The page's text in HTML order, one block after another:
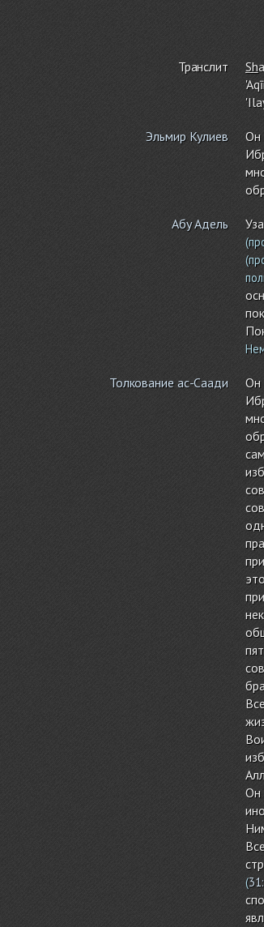
Транслит Sh
Эльмир Кулиев Он
Абу Адель
Толкование ас-Саади Он
Он
(